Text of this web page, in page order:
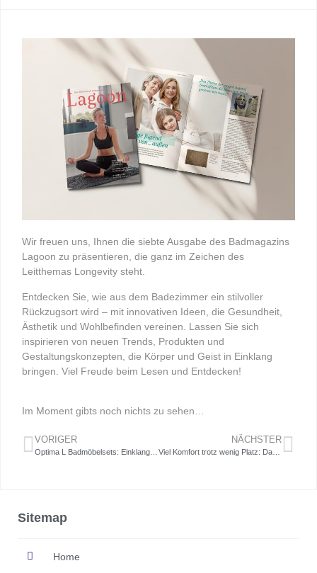
Wir freuen uns, Ihnen die siebte Ausgabe des Badmagazins
Lagoon zu präsentieren, die ganz im Zeichen des
Leitthemas Longevity steht.
Entdecken Sie, wie aus dem Badezimmer ein stilvoller
Rückzugsort wird – mit innovativen Ideen, die Gesundheit,
Ästhetik und Wohlbefinden vereinen. Lassen Sie sich
inspirieren von neuen Trends, Produkten und
Gestaltungskonzepten, die Körper und Geist in Einklang
bringen. Viel Freude beim Lesen und Entdecken!
Im Moment gibts noch nichts zu sehen…
VORIGER NÄCHSTER
Viel Komfort trotz wenig Platz: Das kleine Bad von Optima
Sitemap
Home